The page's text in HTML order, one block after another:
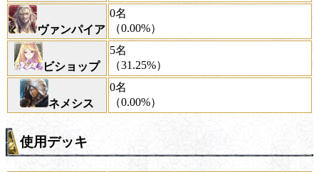
ヴァンパイア
0名
（0.00%）
ビショップ
5名
（31.25%）
ネメシス
0名
（0.00%）
使用デッキ